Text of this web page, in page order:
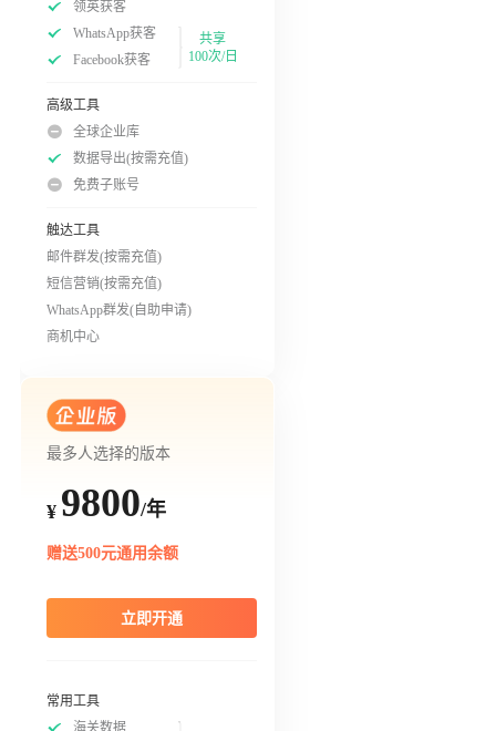
领英获客
WhatsApp获客
Facebook获客
共享
100次/日
高级工具
全球企业库
数据导出(按需充值)
免费子账号
触达工具
邮件群发(按需充值)
短信营销(按需充值)
WhatsApp群发(自助申请)
商机中心
最多人选择的版本
¥ 9800/年
赠送500元通用余额
立即开通
常用工具
海关数据